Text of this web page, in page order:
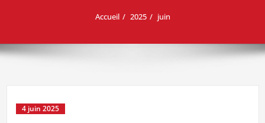
Accueil 2025 juin
4 juin 2025